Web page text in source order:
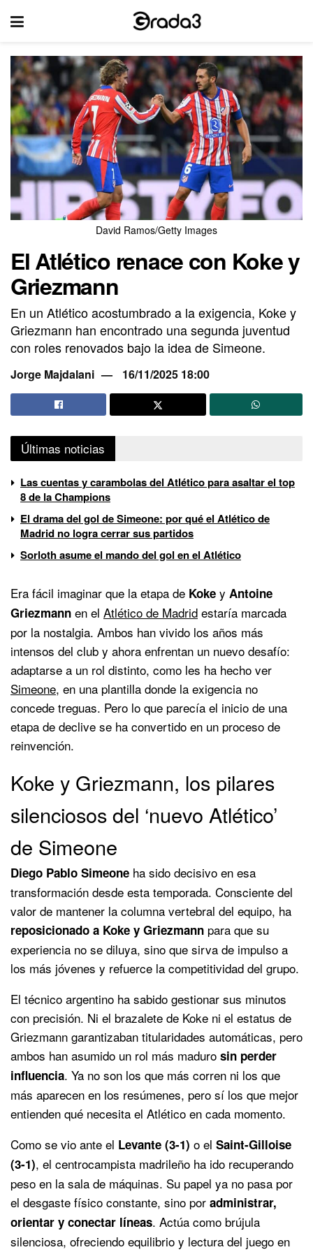
David Ramos/Getty Images
El Atlético renace con Koke y
Griezmann
En un Atlético acostumbrado a la exigencia, Koke y
Griezmann han encontrado una segunda juventud
con roles renovados bajo la idea de Simeone.
Jorge Majdalani 16/11/2025 18:00
Últimas noticias
Las cuentas y carambolas del Atlético para asaltar el top
8 de la Champions
El drama del gol de Simeone: por qué el Atlético de
Madrid no logra cerrar sus partidos
Sorloth asume el mando del gol en el Atlético
Era fácil imaginar que la etapa de Koke y Antoine
Griezmann en el Atlético de Madrid estaría marcada
por la nostalgia. Ambos han vivido los años más
intensos del club y ahora enfrentan un nuevo desafío:
adaptarse a un rol distinto, como les ha hecho ver
Simeone, en una plantilla donde la exigencia no
concede treguas. Pero lo que parecía el inicio de una
etapa de declive se ha convertido en un proceso de
reinvención.
Koke y Griezmann, los pilares
silenciosos del ‘nuevo Atlético’
de Simeone
Diego Pablo Simeone ha sido decisivo en esa
transformación desde esta temporada. Consciente del
valor de mantener la columna vertebral del equipo, ha
reposicionado a Koke y Griezmann para que su
experiencia no se diluya, sino que sirva de impulso a
los más jóvenes y refuerce la competitividad del grupo.
El técnico argentino ha sabido gestionar sus minutos
con precisión. Ni el brazalete de Koke ni el estatus de
Griezmann garantizaban titularidades automáticas, pero
ambos han asumido un rol más maduro sin perder
influencia. Ya no son los que más corren ni los que
más aparecen en los resúmenes, pero sí los que mejor
entienden qué necesita el Atlético en cada momento.
Como se vio ante el Levante (3-1) o el Saint-Gilloise
(3-1), el centrocampista madrileño ha ido recuperando
peso en la sala de máquinas. Su papel ya no pasa por
el desgaste físico constante, sino por administrar,
orientar y conectar líneas. Actúa como brújula
silenciosa, ofreciendo equilibrio y lectura del juego en